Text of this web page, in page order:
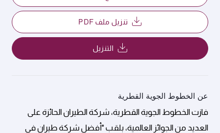
تنزيل ملف PDF
التنزيل
عن الخطوط الجوية القطرية
فازت الخطوط الجوية القطرية، شركة الطيران الحائزة على
العديد من الجوائز العالمية، بلقب "أفضل شركة طيران في